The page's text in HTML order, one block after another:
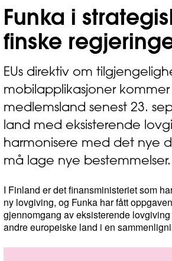
Funka i
finske
EUs direktiv om
mobilapplikasjoner kommer
medlemsland senest 23.
land med eksisterende
harmonisere med det nye
må lage nye bestemmelser.
I Finland er det finansministeriet som
ny lovgiving, og Funka har fått
gjennomgang av eksisterende
andre europeiske land i en